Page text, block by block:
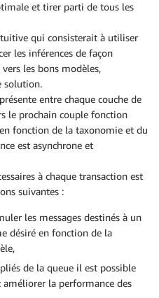
et tirer parti de tous les
qui consisterait à utiliser
les inférences de façon
les bons modèles,
solution.
entre chaque couche de
le prochain couple fonction
fonction de la taxonomie et du
est asynchrone et
à chaque transaction est
suivantes :
les messages destinés à un
désiré en fonction de la
de la queue il est possible
la performance des